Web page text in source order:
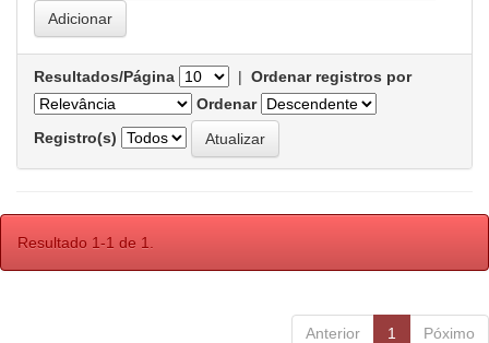
Resultados/Página | Ordenar registros por
Ordenar
Registro(s)
Resultado 1-1 de 1.
Anterior 1 Póximo